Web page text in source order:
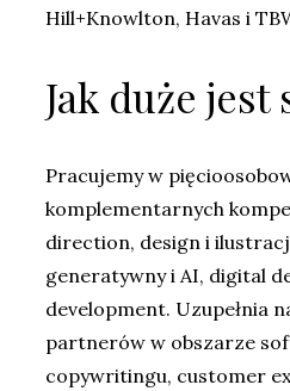
Hill+Knowlton, Havas i
Jak duże jest
Pracujemy w
komplementarnych
direction, design i
generatywny i AI, digital
development. Uzupełnia
partnerów w obszarze
copywritingu, customer